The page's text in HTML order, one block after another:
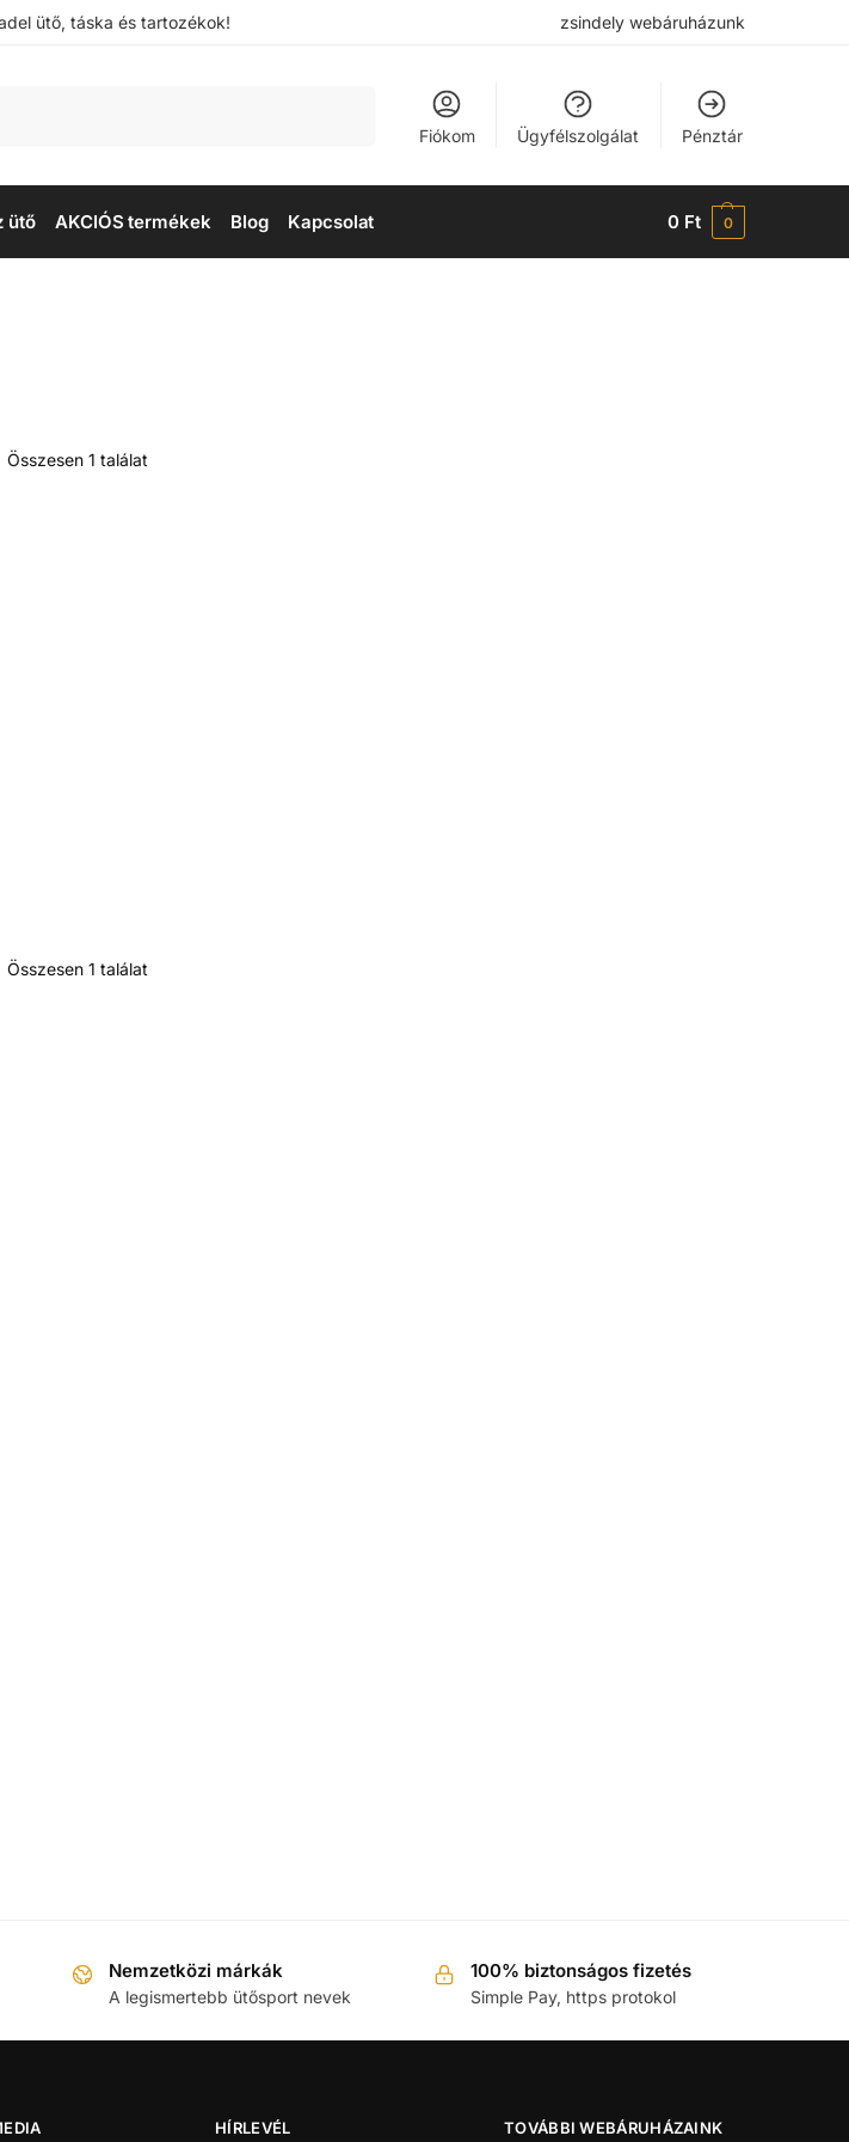
ütő, táska és tartozékok! zsindely webáruházunk
Fiókom Ügyfélszolgálat Pénztár
ütő AKCIÓS termékek Blog Kapcsolat 0 Ft 0
Összesen 1 találat
Összesen 1 találat
Nemzetközi márkák
A legismertebb ütősport nevek
100% biztonságos fizetés
Simple Pay, https protokol
HÍRLEVÉL TOVÁBBI WEBÁRUHÁZAINK